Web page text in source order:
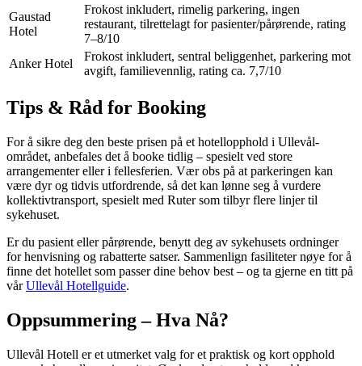
Gaustad
Hotel
Frokost inkludert, rimelig parkering, ingen
restaurant, tilrettelagt for pasienter/pårørende, rating
7–8/10
Anker Hotel
Frokost inkludert, sentral beliggenhet, parkering mot
avgift, familievennlig, rating ca. 7,7/10
Tips & Råd for Booking
For å sikre deg den beste prisen på et hotellopphold i Ullevål-
området, anbefales det å booke tidlig – spesielt ved store
arrangementer eller i fellesferien. Vær obs på at parkeringen kan
være dyr og tidvis utfordrende, så det kan lønne seg å vurdere
kollektivtransport, spesielt med Ruter som tilbyr flere linjer til
sykehuset.
Er du pasient eller pårørende, benytt deg av sykehusets ordninger
for henvisning og rabatterte satser. Sammenlign fasiliteter nøye for å
finne det hotellet som passer dine behov best – og ta gjerne en titt på
vårUllevål Hotellguide.
Oppsummering – Hva Nå?
Ullevål Hotell er et utmerket valg for et praktisk og kort opphold